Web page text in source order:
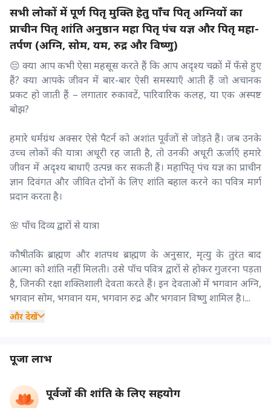
सभी लोकों में पूर्ण पितृ मुक्ति हेतु पाँच पितृ अग्नियों का
प्राचीन पितृ शांति अनुष्ठान महा पितृ पंच यज्ञ और पितृ महा-
तर्पण (अग्नि, सोम, यम, रुद्र और विष्णु)
😔 क्या आप कभी ऐसा महसूस करते हैं कि आप अदृश्य चक्रों में फँसे हुए
हैं? क्या आपके जीवन में बार-बार ऐसी समस्याएँ आती हैं जो अचानक
प्रकट हो जाती हैं – लगातार रुकावटें, पारिवारिक कलह, या एक अस्पष्ट
बोझ?
हमारे धर्मग्रंथ अक्सर ऐसे पैटर्न को अशांत पूर्वजों से जोड़ते हैं। जब उनके
उच्च लोकों की यात्रा अधूरी रह जाती है, तो उनकी अधूरी ऊर्जाएँ हमारे
जीवन में अदृश्य बाधाएँ उत्पन्न कर सकती हैं। महापितृ पंच यज्ञ का प्राचीन
ज्ञान दिवंगत और जीवित दोनों के लिए शांति बहाल करने का पवित्र मार्ग
प्रदान करता है।
🌸 पाँच दिव्य द्वारों से यात्रा
कौषीतकि ब्राह्मण और शतपथ ब्राह्मण के अनुसार, मृत्यु के तुरंत बाद
आत्मा को शांति नहीं मिलती। उसे पाँच पवित्र द्वारों से होकर गुजरना पड़ता
है, जिनकी रक्षा शक्तिशाली देवता करते हैं। इन देवताओं में भगवान अग्नि,
भगवान सोम, भगवान यम, भगवान रुद्र और भगवान विष्णु शामिल है।...
और देखें
पूजा लाभ
पूर्वजों की शांति के लिए सहयोग